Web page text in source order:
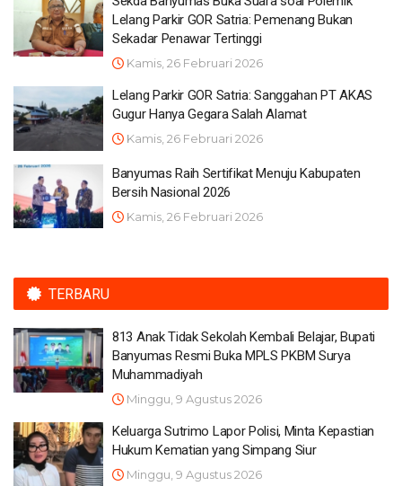
Lelang Parkir GOR Satria: Pemenang Bukan
Sekadar Penawar Tertinggi
Kamis, 26 Februari 2026
Lelang Parkir GOR Satria: Sanggahan PT AKAS
Gugur Hanya Gegara Salah Alamat
Kamis, 26 Februari 2026
Banyumas Raih Sertifikat Menuju Kabupaten
Bersih Nasional 2026
Kamis, 26 Februari 2026
TERBARU
813 Anak Tidak Sekolah Kembali Belajar, Bupati
Banyumas Resmi Buka MPLS PKBM Surya
Muhammadiyah
Minggu, 9 Agustus 2026
Keluarga Sutrimo Lapor Polisi, Minta Kepastian
Hukum Kematian yang Simpang Siur
Minggu, 9 Agustus 2026